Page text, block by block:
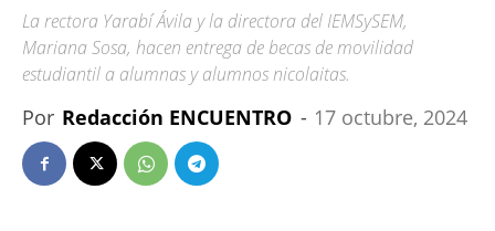
La rectora Yarabí Ávila y la directora del IEMSySEM,
Mariana Sosa, hacen entrega de becas de movilidad
estudiantil a alumnas y alumnos nicolaitas.
Por Redacción ENCUENTRO - 17 octubre, 2024